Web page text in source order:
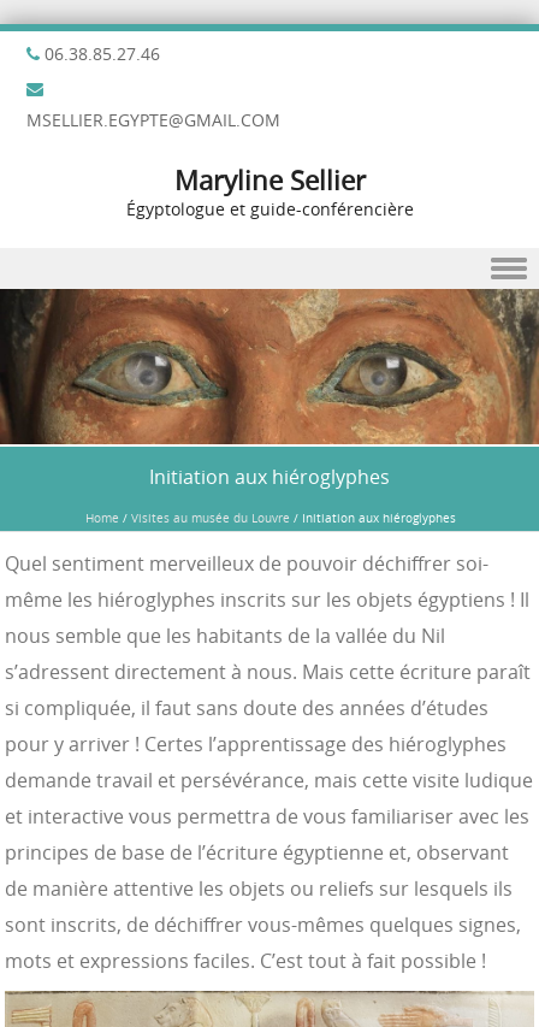
06.38.85.27.46
MSELLIER.EGYPTE@GMAIL.COM
Maryline Sellier
Égyptologue et guide-conférencière
Skip to content
Initiation aux hiéroglyphes
Home / Visites au musée du Louvre / Initiation aux hiéroglyphes
Quel sentiment merveilleux de pouvoir déchiffrer soi-
même les hiéroglyphes inscrits sur les objets égyptiens ! Il
nous semble que les habitants de la vallée du Nil
s’adressent directement à nous. Mais cette écriture paraît
si compliquée, il faut sans doute des années d’études
pour y arriver ! Certes l’apprentissage des hiéroglyphes
demande travail et persévérance, mais cette visite ludique
et interactive vous permettra de vous familiariser avec les
principes de base de l’écriture égyptienne et, observant
de manière attentive les objets ou reliefs sur lesquels ils
sont inscrits, de déchiffrer vous-mêmes quelques signes,
mots et expressions faciles. C’est tout à fait possible !